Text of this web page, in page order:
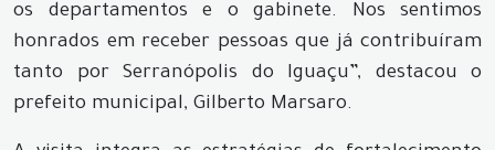
os departamentos e o gabinete. Nos sentimos
honrados em receber pessoas que já contribuíram
tanto por Serranópolis do Iguaçu”, destacou o
prefeito municipal, Gilberto Marsaro.